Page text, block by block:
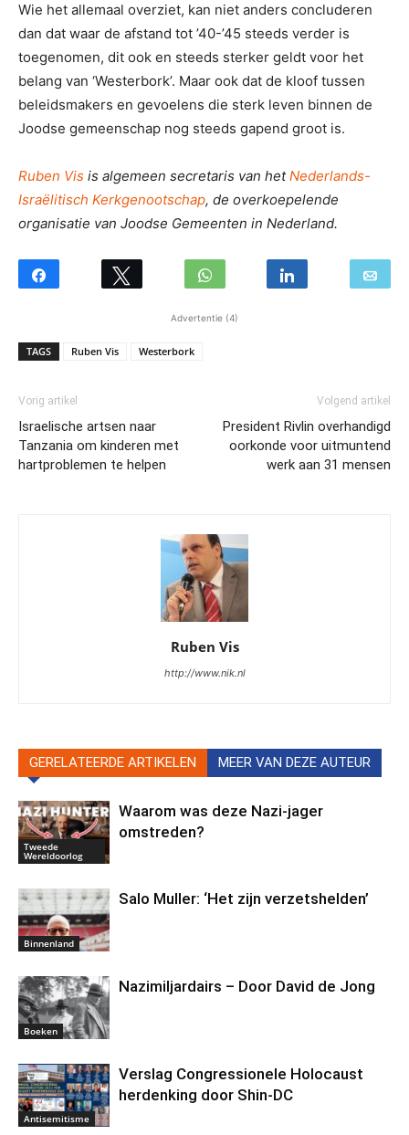
Wie het allemaal overziet, kan niet anders concluderen
dan dat waar de afstand tot ’40-’45 steeds verder is
toegenomen, dit ook en steeds sterker geldt voor het
belang van ‘Westerbork’. Maar ook dat de kloof tussen
beleidsmakers en gevoelens die sterk leven binnen de
Joodse gemeenschap nog steeds gapend groot is.
Ruben Vis is algemeen secretaris van hetNederlands-
Israëlitisch Kerkgenootschap, de overkoepelende
organisatie van Joodse Gemeenten in Nederland.
Advertentie (4)
TAGS Ruben Vis Westerbork
Vorig artikel
Israelische artsen naar
Tanzania om kinderen met
hartproblemen te helpen
Volgend artikel
President Rivlin overhandigd
oorkonde voor uitmuntend
werk aan 31 mensen
Ruben Vis
http://www.nik.nl
GERELATEERDE ARTIKELEN MEER VAN DEZE AUTEUR
Tweede
Wereldoorlog
Waarom was deze Nazi-jager
omstreden?
Binnenland
Salo Muller: ‘Het zijn verzetshelden’
Boeken
Nazimiljardairs – Door David de Jong
Antisemitisme
Verslag Congressionele Holocaust
herdenking door Shin-DC